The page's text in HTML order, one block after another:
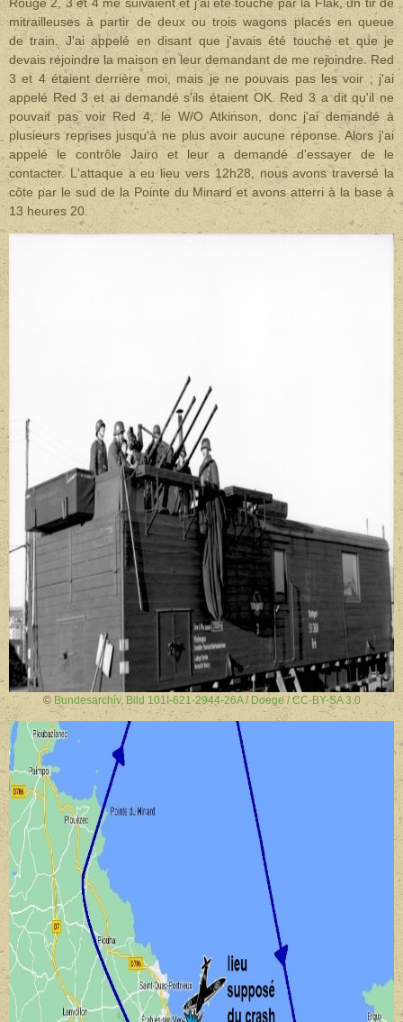
mitrailleuses à partir de deux ou trois wagons placés en queue
de train. J'ai appelé en disant que j'avais été touché et que je
devais rejoindre la maison en leur demandant de me rejoindre. Red
3 et 4 étaient derrière moi, mais je ne pouvais pas les voir ; j'ai
appelé Red 3 et ai demandé s'ils étaient OK. Red 3 a dit qu'il ne
pouvait pas voir Red 4, le W/O Atkinson, donc j'ai demandé à
plusieurs reprises jusqu'à ne plus avoir aucune réponse. Alors j'ai
appelé le contrôle Jairo et leur a demandé d'essayer de le
contacter. L'attaque a eu lieu vers 12h28, nous avons traversé la
côte par le sud de la Pointe du Minard et avons atterri à la base à
13 heures 20.
© Bundesarchiv, Bild 101I-621-2944-26A / Doege / CC-BY-SA 3.0